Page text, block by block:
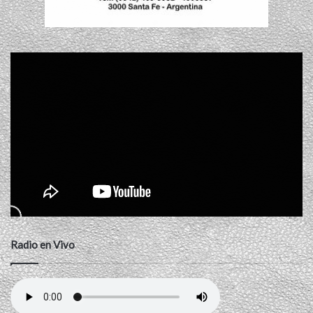
Radio en Vivo